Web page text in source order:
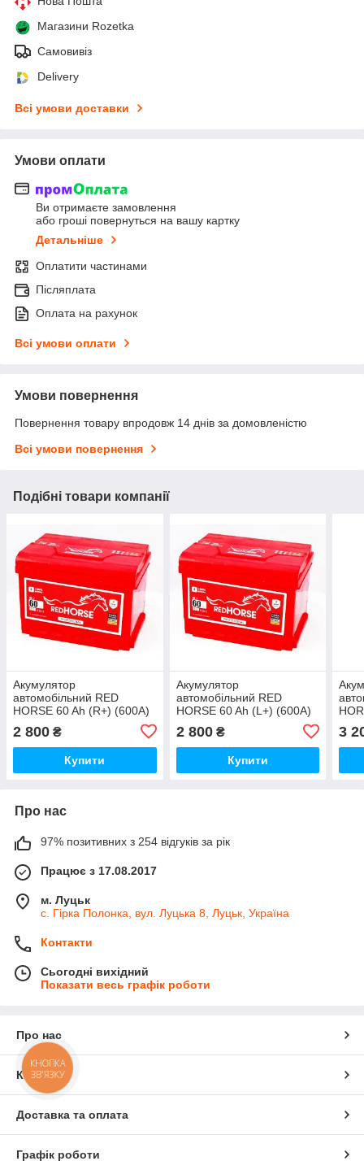
Магазини Rozetka
Самовивіз
Delivery
Всі умови доставки
Умови оплати
Ви отримаєте замовлення
або гроші повернуться на вашу картку
Детальніше
Оплатити частинами
Післяплата
Оплата на рахунок
Всі умови оплати
Умови повернення
Повернення товару впродовж 14 днів за домовленістю
Всі умови повернення
Подібні товари компанії
Акумулятор
автомобільний RED
HORSE 60 Ah (R+) (600А)
2 800 ₴
Купити
Акумулятор
автомобільний RED
HORSE 60 Ah (L+) (600А)
2 800₴
Купити
3
Про нас
97% позитивних з 254 відгуків за рік
Працює з 17.08.2017
м. Луцьк
с. Гірка Полонка, вул. Луцька 8, Луцьк, Україна
Контакти
Сьогодні вихідний
Показати весь графік роботи
Про нас
Контакти
Доставка та оплата
Графік роботи
КНОПКА
ЗВ'ЯЗКУ